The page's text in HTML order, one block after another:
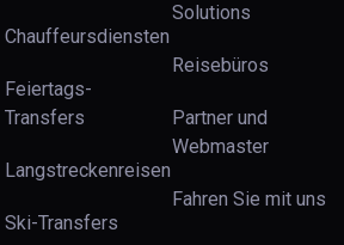
Chauffeursdiensten
Feiertags-
Transfers
Langstreckenreisen
Ski-Transfers
Solutions
Reisebüros
Partner und
Webmaster
Fahren Sie mit uns